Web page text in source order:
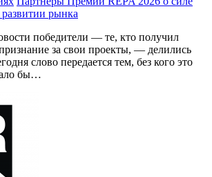
рынка
победители — те, кто получил
за свои проекты, — делились
слово передается тем, без кого это
бы…